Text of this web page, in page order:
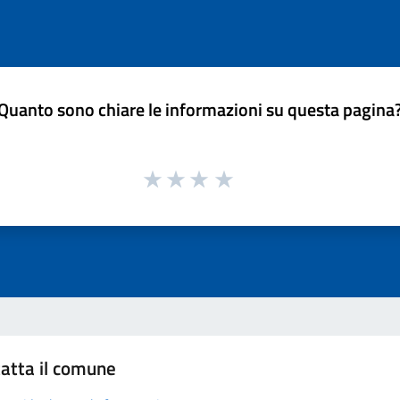
sono chiare le informazioni su questa
il comune